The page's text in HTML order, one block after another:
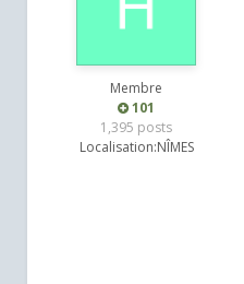
Membre
101
1,395 posts
Localisation:NÎMES